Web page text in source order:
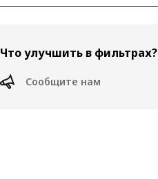
Что улучшить в фильтрах?
Сообщите нам